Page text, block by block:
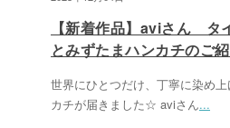
【新着作品】aviさん タ
とみずたまハンカチのご
世界にひとつだけ、丁寧に染め
カチが届きました☆ aviさん...